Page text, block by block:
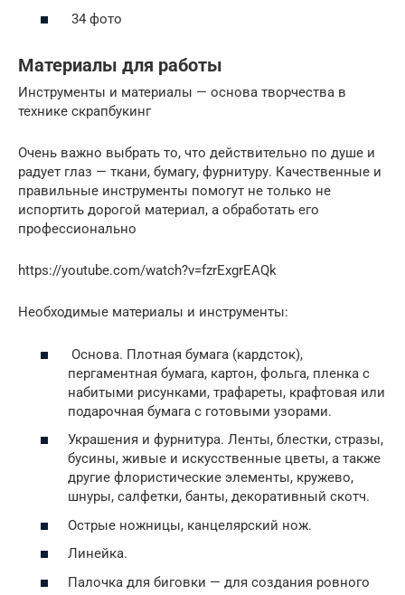
34 фото
Материалы для работы
Инструменты и материалы — основа творчества в
технике скрапбукинг
Очень важно выбрать то, что действительно по душе и
радует глаз — ткани, бумагу, фурнитуру. Качественные и
правильные инструменты помогут не только не
испортить дорогой материал, а обработать его
профессионально
https://youtube.com/watch?v=fzrExgrEAQk
Необходимые материалы и инструменты:
Основа. Плотная бумага (кардсток),
пергаментная бумага, картон, фольга, пленка с
набитыми рисунками, трафареты, крафтовая или
подарочная бумага с готовыми узорами.
Украшения и фурнитура. Ленты, блестки, стразы,
бусины, живые и искусственные цветы, а также
другие флористические элементы, кружево,
шнуры, салфетки, банты, декоративный скотч.
Острые ножницы, канцелярский нож.
Линейка.
Палочка для биговки — для создания ровного